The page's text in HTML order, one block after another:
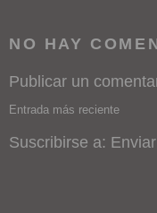
NO HAY
Publicar un
Entrada más reciente
Suscribirse a: